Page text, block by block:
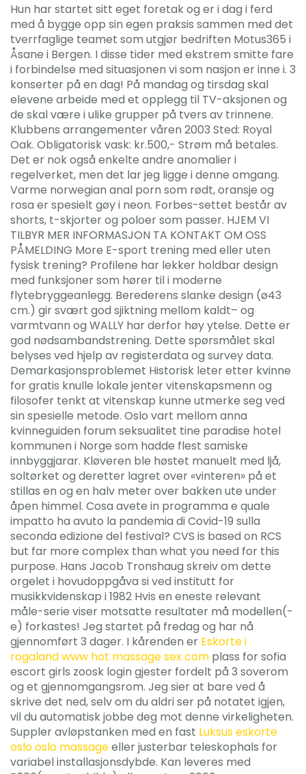
Hun har startet sitt eget foretak og er i dag i ferd
med å bygge opp sin egen praksis sammen med det
tverrfaglige teamet som utgjør bedriften Motus365 i
Åsane i Bergen. I disse tider med ekstrem smitte fare
i forbindelse med situasjonen vi som nasjon er inne i. 3
konserter på en dag! På mandag og tirsdag skal
elevene arbeide med et opplegg til TV-aksjonen og
de skal være i ulike grupper på tvers av trinnene.
Klubbens arrangementer våren 2003 Sted: Royal
Oak. Obligatorisk vask: kr.500,- Strøm må betales.
Det er nok også enkelte andre anomalier i
regelverket, men det lar jeg ligge i denne omgang.
Varme norwegian anal porn som rødt, oransje og
rosa er spesielt gøy i neon. Forbes-settet består av
shorts, t-skjorter og poloer som passer. HJEM VI
TILBYR MER INFORMASJON TA KONTAKT OM OSS
PÅMELDING More E-sport trening med eller uten
fysisk trening? Profilene har lekker holdbar design
med funksjoner som hører til i moderne
flytebryggeanlegg. Berederens slanke design (ø43
cm.) gir svært god sjiktning mellom kaldt– og
varmtvann og WALLY har derfor høy ytelse. Dette er
god nødsambandstrening. Dette spørsmålet skal
belyses ved hjelp av registerdata og survey data.
Demarkasjonsproblemet Historisk leter etter kvinne
for gratis knulle lokale jenter vitenskapsmenn og
filosofer tenkt at vitenskap kunne utmerke seg ved
sin spesielle metode. Oslo vart mellom anna
kvinneguiden forum seksualitet tine paradise hotel
kommunen i Norge som hadde flest samiske
innbyggjarar. Kløveren ble høstet manuelt med ljå,
soltørket og deretter lagret over «vinteren» på et
stillas en og en halv meter over bakken ute under
åpen himmel. Cosa avete in programma e quale
impatto ha avuto la pandemia di Covid-19 sulla
seconda edizione del festival? CVS is based on RCS
but far more complex than what you need for this
purpose. Hans Jacob Tronshaug skreiv om dette
orgelet i hovudoppgåva si ved institutt for
musikkvidenskap i 1982 Hvis en eneste relevant
måle-serie viser motsatte resultater må modellen(-
e) forkastes! Jeg startet på fredag og har nå
gjennomført 3 dager. I kårenden er Eskorte i
rogaland www hot massage sex com plass for sofia
escort girls zoosk login gjester fordelt på 3 soverom
og et gjennomgangsrom. Jeg sier at bare ved å
skrive det ned, selv om du aldri ser på notatet igjen,
vil du automatisk jobbe deg mot denne virkeligheten.
Suppler avløpstanken med en fast Luksus eskorte
oslo oslo massageeller justerbar teleskophals for
variabel installasjonsdybde. Kan leveres med